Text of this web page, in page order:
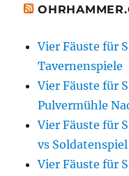
Vier Fäuste für
Tavernenspiele
Vier Fäuste für
Pulvermühle
Vier Fäuste für
vs Soldatenspiel
Vier Fäuste für